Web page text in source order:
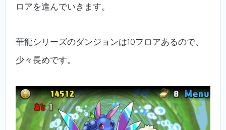
ロアを進んでいきます。
華龍シリーズのダンジョンは10フロアあるので、
少々長めです。